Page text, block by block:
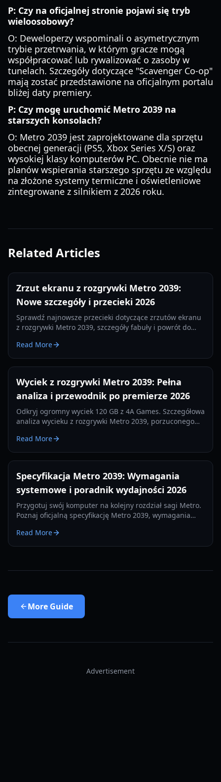
P: Czy na oficjalnej stronie pojawi się tryb
wieloosobowy?
O: Deweloperzy wspominali o asymetrycznym
trybie przetrwania, w którym gracze mogą
współpracować lub rywalizować o zasoby w
tunelach. Szczegóły dotyczące "Scavenger Co-op"
mają zostać przedstawione na oficjalnym portalu
bliżej daty premiery.
P: Czy mogę uruchomić Metro 2039 na
starszych konsolach?
O: Metro 2039 jest zaprojektowane dla sprzętu
obecnej generacji (PS5, Xbox Series X/S) oraz
wysokiej klasy komputerów PC. Obecnie nie ma
planów wspierania starszego sprzętu ze względu
na złożone systemy termiczne i oświetleniowe
zintegrowane z silnikiem z 2026 roku.
Related Articles
Zrzut ekranu z rozgrywki Metro 2039:
Nowe szczegóły i przecieki 2026
Sprawdź najnowsze przecieki dotyczące zrzutów ekranu
z rozgrywki Metro 2039, szczegóły fabuły i powrót do
2026 roku.
Read More
Wyciek z rozgrywki Metro 2039: Pełna
analiza i przewodnik po premierze 2026
Odkryj ogromny wyciek 120 GB z 4A Games. Szczegółowa
analiza wycieku z rozgrywki Metro 2039, porzuconego
Read More
Specyfikacja Metro 2039: Wymagania
systemowe i poradnik wydajności 2026
Przygotuj swój komputer na kolejny rozdział sagi Metro.
Poznaj oficjalną specyfikację Metro 2039, wymagania
Read More
More Guide
Advertisement